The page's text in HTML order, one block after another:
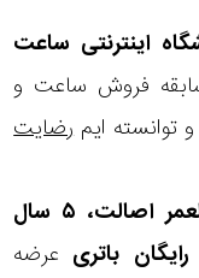
اینترنتی ساعت
۱۵ سال سابقه فروش ساعت و
رضایت
گارانتی مادام‌العمر اصالت، ۵ سال
عرضه